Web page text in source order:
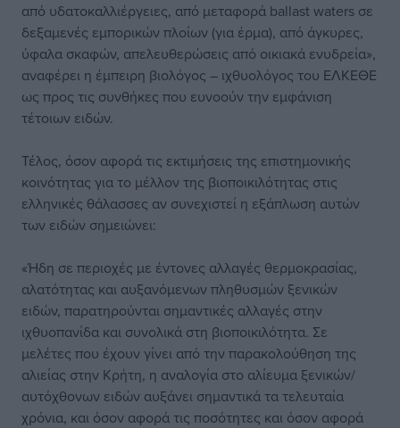
από υδατοκαλλιέργειες, από μεταφορά ballast waters σε
δεξαμενές εμπορικών πλοίων (για έρμα), από άγκυρες,
ύφαλα σκαφών, απελευθερώσεις από οικιακά ενυδρεία»,
αναφέρει η έμπειρη βιολόγος – ιχθυολόγος του ΕΛΚΕΘΕ
ως προς τις συνθήκες που ευνοούν την εμφάνιση
τέτοιων ειδών.
Τέλος, όσον αφορά τις εκτιμήσεις της επιστημονικής
κοινότητας για το μέλλον της βιοποικιλότητας στις
ελληνικές θάλασσες αν συνεχιστεί η εξάπλωση αυτών
των ειδών σημειώνει:
«Ήδη σε περιοχές με έντονες αλλαγές θερμοκρασίας,
αλατότητας και αυξανόμενων πληθυσμών ξενικών
ειδών, παρατηρούνται σημαντικές αλλαγές στην
ιχθυοπανίδα και συνολικά στη βιοποικιλότητα. Σε
μελέτες που έχουν γίνει από την παρακολούθηση της
αλιείας στην Κρήτη, η αναλογία στο αλίευμα ξενικών/
αυτόχθονων ειδών αυξάνει σημαντικά τα τελευταία
χρόνια, και όσον αφορά τις ποσότητες και όσον αφορά